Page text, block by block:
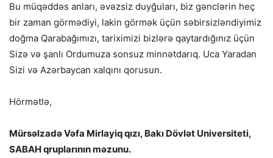
Bu müqəddəs anları, əvəzsiz duyğuları, biz gənclərin heç
bir zaman görmədiyi, lakin görmək üçün səbirsizləndiyimiz
doğma Qarabağımızı, tariximizi bizlərə qaytardığınız üçün
Sizə və şanlı Ordumuza sonsuz minnətdarıq. Uca Yaradan
Sizi və Azərbaycan xalqını qorusun.
Hörmətlə,
Mürsəlzadə Vəfa Mirlayiq qızı, Bakı Dövlət Universiteti,
SABAH qruplarının məzunu.